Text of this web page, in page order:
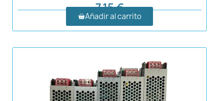
7,15 €
Añadir al carrito